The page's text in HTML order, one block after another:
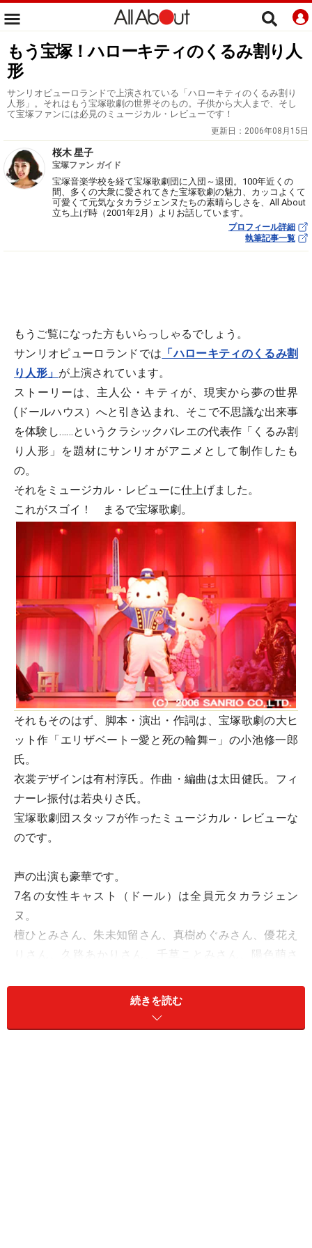
もう宝塚！ハローキティのくるみ割り人
形
サンリオピューロランドで上演されている「ハローキティのくるみ割り
人形」。それはもう宝塚歌劇の世界そのもの。子供から大人まで、そし
て宝塚ファンには必見のミュージカル・レビューです！
更新日： 2006年08月15日
桜木 星子
宝塚ファン ガイド
宝塚音楽学校を経て宝塚歌劇団に入団～退団。100年近くの
間、多くの大衆に愛されてきた宝塚歌劇の魅力、カッコよくて
可愛くて元気なタカラジェンヌたちの素晴らしさを、All About
立ち上げ時（2001年2月）よりお話しています。
プロフィール詳細
執筆記事一覧
もうご覧になった方もいらっしゃるでしょう。
サンリオピューロランドでは 「ハローキティのくるみ割
り人形」 が上演されています。
ストーリーは、主人公・キティが、現実から夢の世界
(ドールハウス）へと引き込まれ、そこで不思議な出来事
を体験し……というクラシックバレエの代表作「くるみ割
り人形」を題材にサンリオがアニメとして制作したも
の。
それをミュージカル・レビューに仕上げました。
これがスゴイ！ まるで宝塚歌劇。
それもそのはず、脚本・演出・作詞は、宝塚歌劇の大ヒ
ット作「エリザベート―愛と死の輪舞―」の小池修一郎
氏。
衣裳デザインは有村淳氏。作曲・編曲は太田健氏。フィ
ナーレ振付は若央りさ氏。
宝塚歌劇団スタッフが作ったミュージカル・レビューな
のです。
声の出演も豪華です。
7名の女性キャスト（ドール）は全員元タカラジェン
ヌ。
檀ひとみさん、朱未知留さん、真樹めぐみさん、優花え
りさん、久路あかりさん、千草ことみさん、陽色萌さ
5名の男性キャストは、「レ・ミザラブル」初演でマリ
ウスを演じた安崎求さんらミュージカル俳優さんらが。
そして……夢の世界でのヒーロー・くるみ割り人形は、現
続きを読む